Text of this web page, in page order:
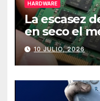
HARDWARE
La escasez
en seco el
de PCs
10 JULIO, 2026